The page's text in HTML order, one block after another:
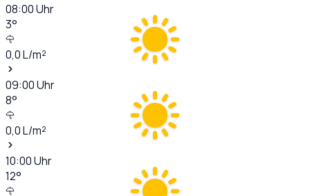
08:00Uhr
3°
0,0L/m²
09:00Uhr
8°
0,0L/m²
10:00Uhr
12°